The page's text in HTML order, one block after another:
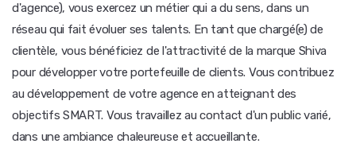
d'agence), vous exercez un métier qui a du sens, dans un
réseau qui fait évoluer ses talents. En tant que chargé(e) de
clientèle, vous bénéficiez de l'attractivité de la marque Shiva
pour développer votre portefeuille de clients. Vous contribuez
au développement de votre agence en atteignant des
objectifs SMART. Vous travaillez au contact d'un public varié,
dans une ambiance chaleureuse et accueillante.